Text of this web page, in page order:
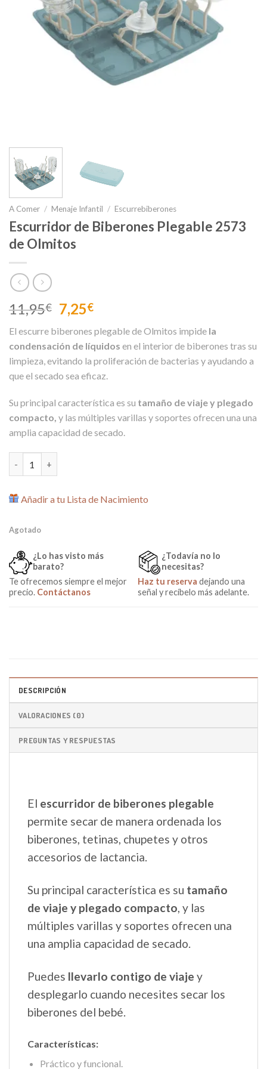
A Comer / Menaje Infantil / Escurrebiberones
Escurridor de Biberones Plegable 2573
de Olmitos
11,95€ El
precio
original
era:
11,95€.
7,25€El
actual
es:
7,25€.
El escurre biberones plegable de Olmitos impide la
condensación de líquidos en el interior de biberones tras su
limpieza, evitando la proliferación de bacterias y ayudando a
que el secado sea eficaz.
Su principal característica es su tamaño de viaje y plegado
compacto, y las múltiples varillas y soportes ofrecen una una
amplia capacidad de secado.
Añadir a tu Lista de Nacimiento
Agotado
¿Lo has visto más
barato?
Te ofrecemos siempre el mejor
precio. Contáctanos
¿Todavía no lo
necesitas?
Haz tu reserva dejando una
señal y recíbelo más adelante.
DESCRIPCIÓN
VALORACIONES (0)
PREGUNTAS Y RESPUESTAS
El escurridor de biberones plegable
permite secar de manera ordenada los
biberones, tetinas, chupetes y otros
accesorios de lactancia.
Su principal característica es su tamaño
de viaje y plegado compacto, y las
múltiples varillas y soportes ofrecen una
una amplia capacidad de secado.
Puedes llevarlo contigo de viaje y
desplegarlo cuando necesites secar los
biberones del bebé.
Características:
Práctico y funcional.